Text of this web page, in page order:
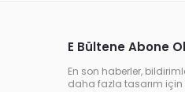
E Bültene Abone
En son haberler,
daha fazla tasarım için